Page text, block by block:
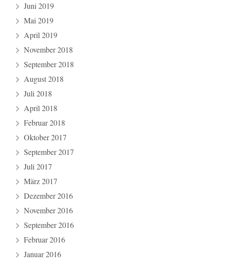
Juni 2019
Mai 2019
April 2019
November 2018
September 2018
August 2018
Juli 2018
April 2018
Februar 2018
Oktober 2017
September 2017
Juli 2017
März 2017
Dezember 2016
November 2016
September 2016
Februar 2016
Januar 2016